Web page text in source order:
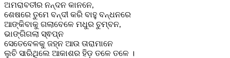
ଅମରାବତୀର ନନ୍ଦନ କାନନେ,
ଶେଷରେ ତୁମେ ବନ୍ଦୀ କରି ବାହୁ ବନ୍ଧନରେ
ଆଙ୍କିବାକୁ ଗଲାବେଳେ ମଧୁର ଚୁମ୍ବନ,
ଭାଙ୍ଗିଗଲା ସ୍ଵପ୍ନ
ସେତେବେଳକୁ ଜହ୍ନ ଆଉ ତାରାମାନେ
ଲୁଚି ସାରିଥିଲେ ଆକାଶର ହିଡ଼ ତଳେ ତଳେ ।